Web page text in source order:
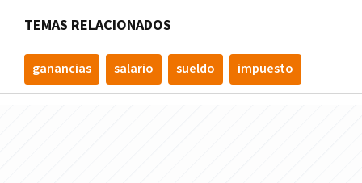
TEMAS RELACIONADOS
ganancias salario sueldo impuesto